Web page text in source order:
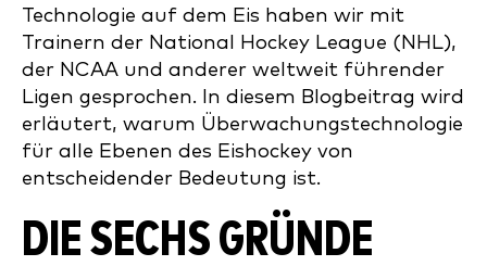
Technologie auf dem Eis haben wir mit
Trainern der National Hockey League (NHL),
der NCAA und anderer weltweit führender
Ligen gesprochen. In diesem Blogbeitrag wird
erläutert, warum Überwachungstechnologie
für alle Ebenen des Eishockey von
entscheidender Bedeutung ist.
DIE SECHS GRÜNDE